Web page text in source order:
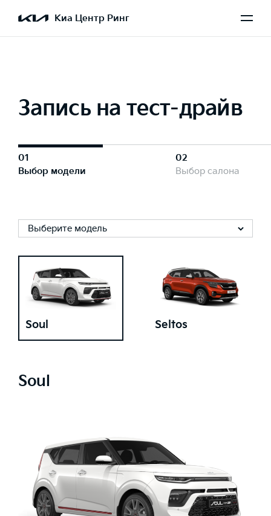
Киа Центр Ринг
Запись на тест-драйв
01
Выбор модели
02
Выбор салона
Выберите модель
Soul Seltos
Soul